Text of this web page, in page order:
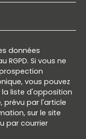
données
Si vous ne
vous pouvez
liste d'opposition
prévu par l'article
sur le site
par courrier